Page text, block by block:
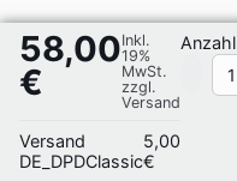
58,00
€
Inkl.
19%
MwSt.
zzgl.
Versand
Versand
DE_DPDClassic
5,00
€
Anzahl